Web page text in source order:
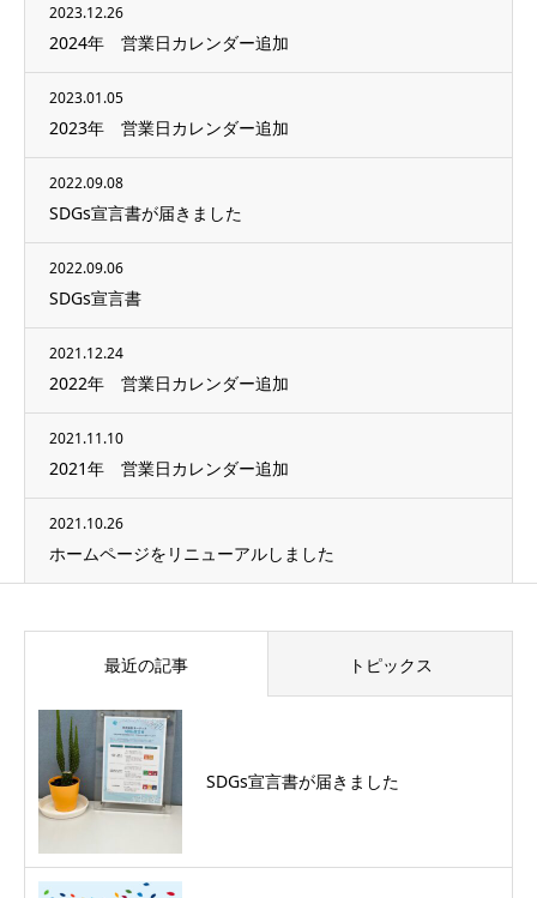
2023.12.26
2024年 営業日カレンダー追加
2023.01.05
2023年 営業日カレンダー追加
2022.09.08
SDGs宣言書が届きました
2022.09.06
SDGs宣言書
2021.12.24
2022年 営業日カレンダー追加
2021.11.10
2021年 営業日カレンダー追加
2021.10.26
ホームページをリニューアルしました
最近の記事 トピックス
SDGs宣言書が届きました